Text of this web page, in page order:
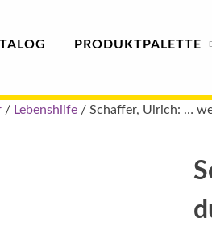
PRODUKT PALETTE
/ Lebenshilfe / Schaffer, Ulrich: …